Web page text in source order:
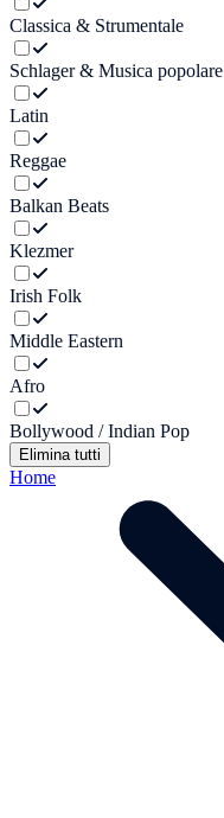
Classica & Strumentale
Schlager & Musica popolare
Latin
Reggae
Balkan Beats
Klezmer
Irish Folk
Middle Eastern
Afro
Bollywood / Indian Pop
Elimina tutti
Home